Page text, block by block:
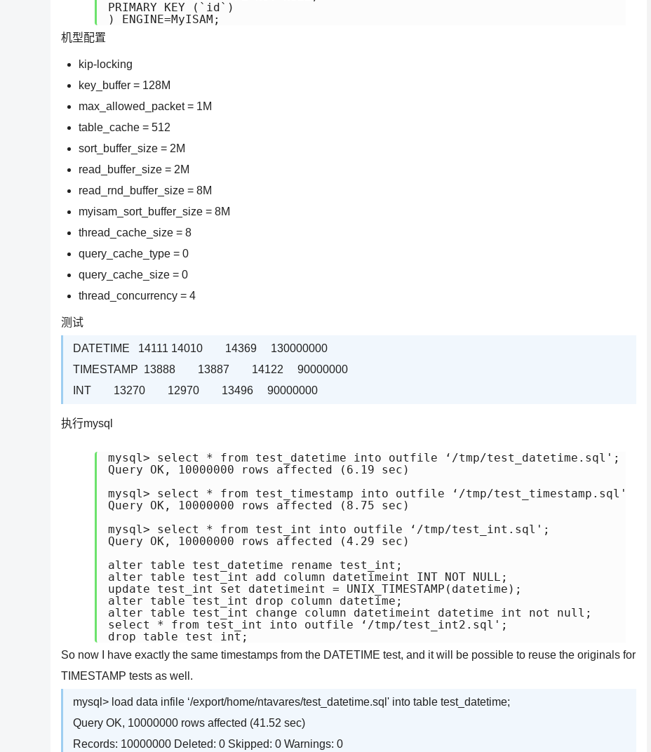
PRIMARY KEY (`id`)
) ENGINE=MyISAM;
机型配置
kip-locking
key_buffer = 128M
max_allowed_packet = 1M
table_cache = 512
sort_buffer_size = 2M
read_buffer_size = 2M
read_rnd_buffer_size = 8M
myisam_sort_buffer_size = 8M
thread_cache_size = 8
query_cache_type = 0
query_cache_size = 0
thread_concurrency = 4
测试
DATETIME 14111 14010 14369 130000000
TIMESTAMP 13888 13887 14122 90000000
INT 13270 12970 13496 90000000
执行mysql
mysql> select * from test_datetime into outfile ‘/tmp/test_datetime.sql';
Query OK, 10000000 rows affected (6.19 sec)
mysql> select * from test_timestamp into outfile ‘/tmp/test_timestamp.sql';
Query OK, 10000000 rows affected (8.75 sec)
mysql> select * from test_int into outfile ‘/tmp/test_int.sql';
Query OK, 10000000 rows affected (4.29 sec)
alter table test_datetime rename test_int;
alter table test_int add column datetimeint INT NOT NULL;
update test_int set datetimeint = UNIX_TIMESTAMP(datetime);
alter table test_int drop column datetime;
alter table test_int change column datetimeint datetime int not null;
select * from test_int into outfile ‘/tmp/test_int2.sql';
drop table test_int;
So now I have exactly the same timestamps from the DATETIME test, and it will be possible to reuse the originals for
TIMESTAMP tests as well.
mysql> load data infile ‘/export/home/ntavares/test_datetime.sql' into table test_datetime;
Query OK, 10000000 rows affected (41.52 sec)
Records: 10000000 Deleted: 0 Skipped: 0 Warnings: 0